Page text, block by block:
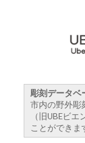
彫刻データベ
市内の野外彫
（旧UBEビ
ことができま